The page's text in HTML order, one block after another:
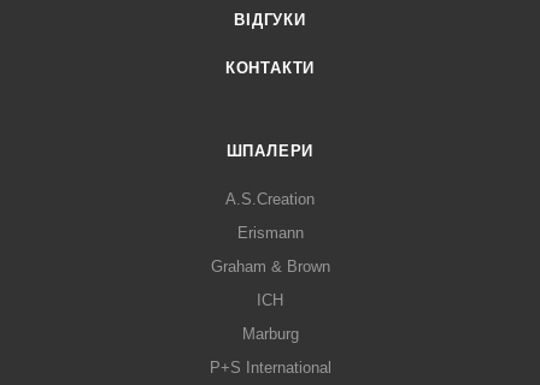
ВІДГУКИ
КОНТАКТИ
ШПАЛЕРИ
A.S.Creation
Erismann
Graham & Brown
ICH
Marburg
P+S International